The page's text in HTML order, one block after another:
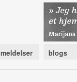
blogs